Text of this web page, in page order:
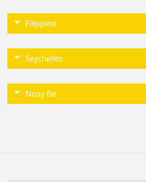
Filippine
Seychelles
Nosy Be